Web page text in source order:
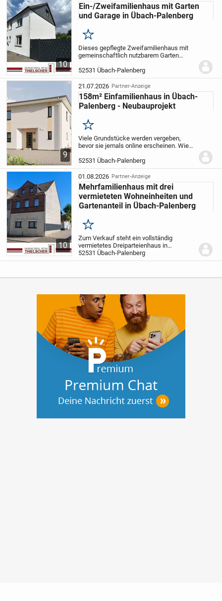
10
Ein-/Zweifamilienhaus mit Garten
und Garage in Übach-Palenberg
Merken
Dieses gepflegte Zweifamilienhaus mit
gemeinschaftlich nutzbarem Garten
Familien, Mehrgenerationenhaushalte
oder Kapitalanleger. Die Immobilie liegt in
einer...
52531 Übach-Palenberg
9
21.07.2026 Partner-Anzeige
158m² Einfamilienhaus in Übach-
Palenberg - Neubauprojekt
Merken
Viele Grundstücke werden vergeben,
bevor sie jemals online erscheinen. Wie
0175 1194950.Dieses projektiert geplante
Einfamilienhaus in Übach-Palenberg
bietet...
52531 Übach-Palenberg
10
01.08.2026 Partner-Anzeige
Mehrfamilienhaus mit drei
vermieteten Wohneinheiten und
Gartenanteil in Übach-Palenberg
Merken
Zum Verkauf steht ein vollständig
vermietetes Dreiparteienhaus in
Reihenendhausbauweise, dessen
Haupthaus im Jahr 1938 errichtet und
52531 Übach-Palenberg